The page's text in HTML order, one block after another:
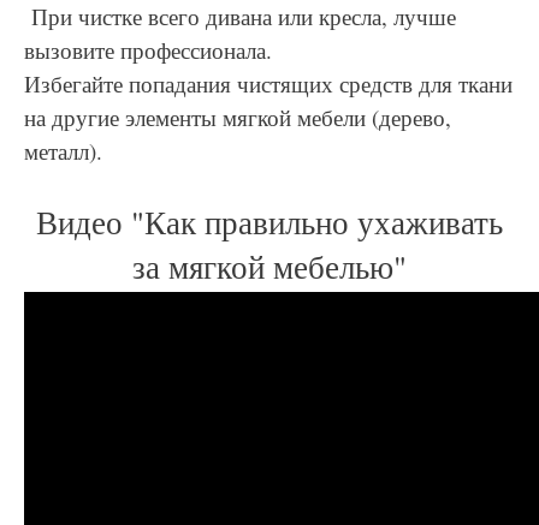
При чистке всего дивана или кресла, лучше
вызовите профессионала.
Избегайте попадания чистящих средств для ткани
на другие элементы мягкой мебели (дерево,
металл).
Видео "Как правильно ухаживать
за мягкой мебелью"